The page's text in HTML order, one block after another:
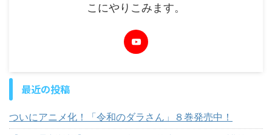
こにやりこみます。
最近の投稿
ついにアニメ化！「令和のダラさん」８巻発売中！